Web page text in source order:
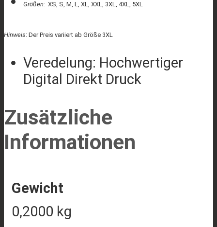
Größen: XS, S, M, L, XL, XXL, 3XL, 4XL, 5XL
Hinweis: Der Preis variiert ab Größe 3XL
Veredelung: Hochwertiger
Digital Direkt Druck
Zusätzliche
Informationen
Gewicht
0,2000 kg